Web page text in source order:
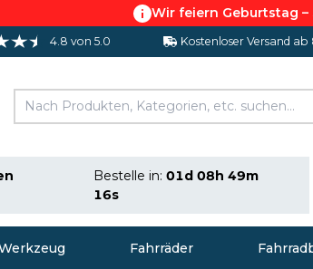
Wir feiern Geburtstag –
4.8 von 5.0 Kostenloser Versand
Bestelle in:01d 08h 49m
16s
Fahrräder